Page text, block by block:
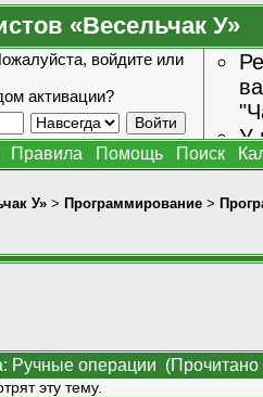
«Весельчак У»
войдите или
активации?
У
Правила Помощь Поиск
У» > Программирование >
Ручные операции (Прочитано
эту тему.